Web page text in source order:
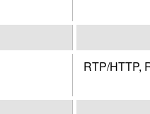
RTP/HTTP,